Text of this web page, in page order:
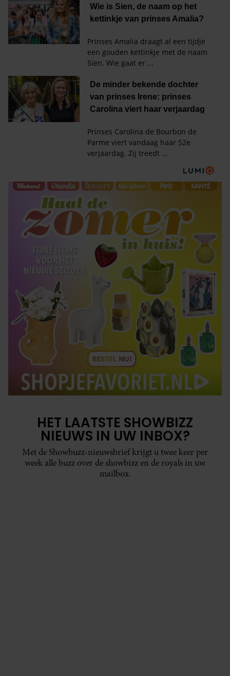
HET LAATSTE SHOWBIZZ
NIEUWS IN UW INBOX?
Met de Showbuzz-nieuwsbrief krijgt u twee keer per
week alle buzz over de showbizz en de royals in uw
mailbox.